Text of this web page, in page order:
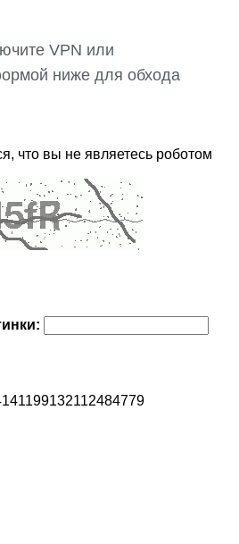
VPN или
ниже для обхода
что вы не являетесь роботом